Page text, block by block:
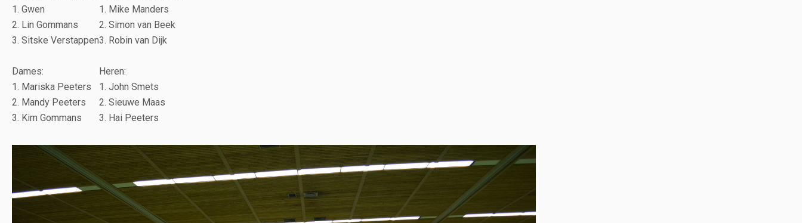
1. Gwen
2. Lin Gommans
3. Sitske Verstappen
1. Mike Manders
2. Simon van Beek
3. Robin van Dijk
Dames:
1. Mariska Peeters
2. Mandy Peeters
3. Kim Gommans
Heren:
1. John Smets
2. Sieuwe Maas
3. Hai Peeters